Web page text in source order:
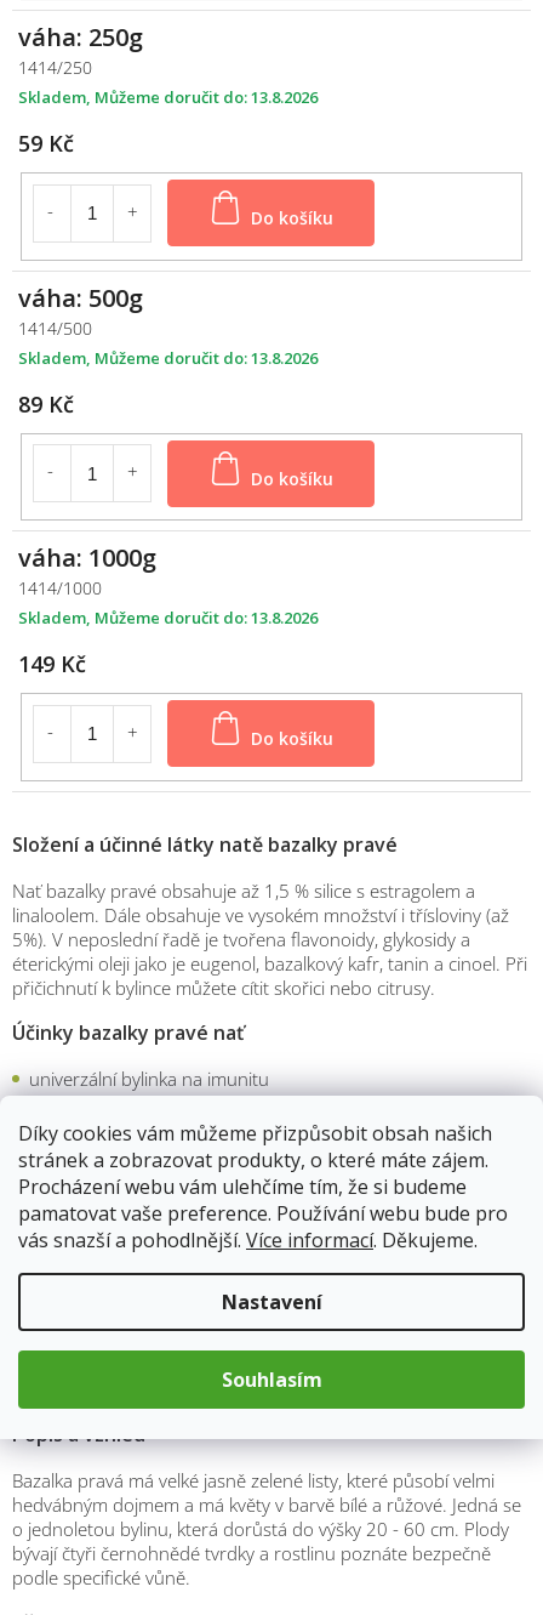
Díky cookies vám můžeme přizpůsobit obsah našich
stránek a zobrazovat produkty, o které máte zájem.
Procházení webu vám ulehčíme tím, že si budeme
pamatovat vaše preference. Používání webu bude pro
vás snazší a pohodlnější. Více informací. Děkujeme.
Nastavení
Souhlasím
váha: 250g
1414/250
59 Kč
Do košíku
Skladem 13.8.2026
váha: 500g
1414/500
89 Kč
Skladem 13.8.2026
váha: 1000g
1414/1000
149 Kč
Do košíku
Skladem 13.8.2026
Složení a účinné látky natě bazalky pravé
Nať bazalky pravé obsahuje až 1,5 % silice s estragolem a
linaloolem. Dále obsahuje ve vysokém množství i třísloviny (až
5%). V neposlední řadě je tvořena flavonoidy, glykosidy a
éterickými oleji jako je eugenol, bazalkový kafr, tanin a cinoel. Při
přičichnutí k bylince můžete cítit skořici nebo citrusy.
Účinky bazalky pravé nať
univerzální bylinka na imunitu
podporuje trávení
působí proti nadýmání
podporuje chuť k jídlu
na migrénu
nespavost a závrať
tvorba mateřského mléka
přírodní antibiotikum
a další
dle nařízení ES č.1924/2006 nemůžeme uvádět zdravotní účinky,
proto výše uvedené léčivé účinky jsou formou tipů našich babiček
a tradičního lidového léčitelství. Nejedná se o lékařské doporučení
– vycházíme pouze informací z internetu, které nemusí být
Popis a vzhled
Bazalka pravá má velké jasně zelené listy, které působí velmi
hedvábným dojmem a má květy v barvě bílé a růžové. Jedná se
o jednoletou bylinu, která dorůstá do výšky 20 - 60 cm. Plody
bývají čtyři černohnědé tvrdky a rostlinu poznáte bezpečně
podle specifické vůně.